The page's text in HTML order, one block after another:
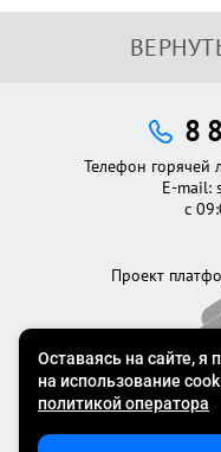
©2012 - 2026
Проект
8
Телефон горячей
E-mail:
с